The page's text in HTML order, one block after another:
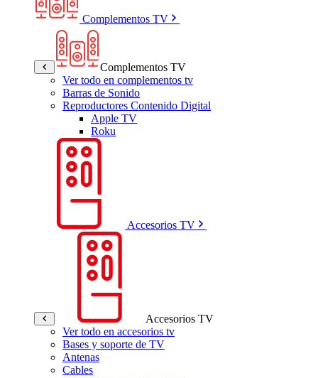
Complementos TV
Complementos TV
Ver todo en complementos tv
Barras de Sonido
Reproductores Contenido Digital
Apple TV
Roku
Accesorios TV
Accesorios TV
Ver todo en accesorios tv
Bases y soporte de TV
Antenas
Cables